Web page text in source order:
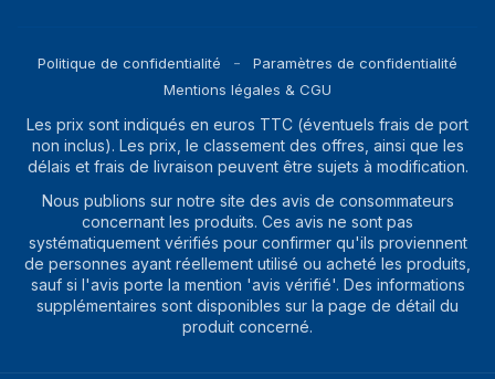
Politique de confidentialité
Paramètres de confidentialité
Mentions légales & CGU
Les prix sont indiqués en euros TTC (éventuels frais de port
non inclus). Les prix, le classement des offres, ainsi que les
délais et frais de livraison peuvent être sujets à modification.
Nous publions sur notre site des avis de consommateurs
concernant les produits. Ces avis ne sont pas
systématiquement vérifiés pour confirmer qu'ils proviennent
de personnes ayant réellement utilisé ou acheté les produits,
sauf si l'avis porte la mention 'avis vérifié'. Des informations
supplémentaires sont disponibles sur la page de détail du
produit concerné.